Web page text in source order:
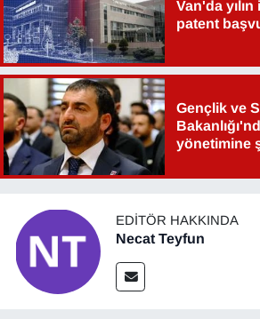
Van'da yılın
patent
Gençlik ve
yönetimine
EDITÖR HAKKINDA
Necat Teyfun